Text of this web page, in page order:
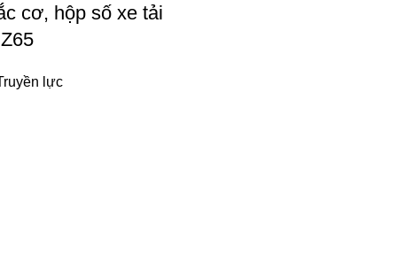
cơ, hộp số xe tải
lực